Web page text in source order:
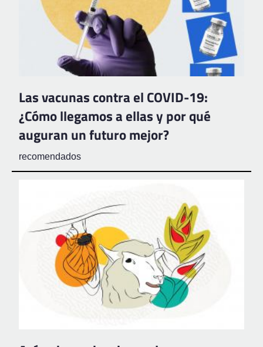
Las vacunas contra el COVID-19:
¿Cómo llegamos a ellas y por qué
auguran un futuro mejor?
recomendados